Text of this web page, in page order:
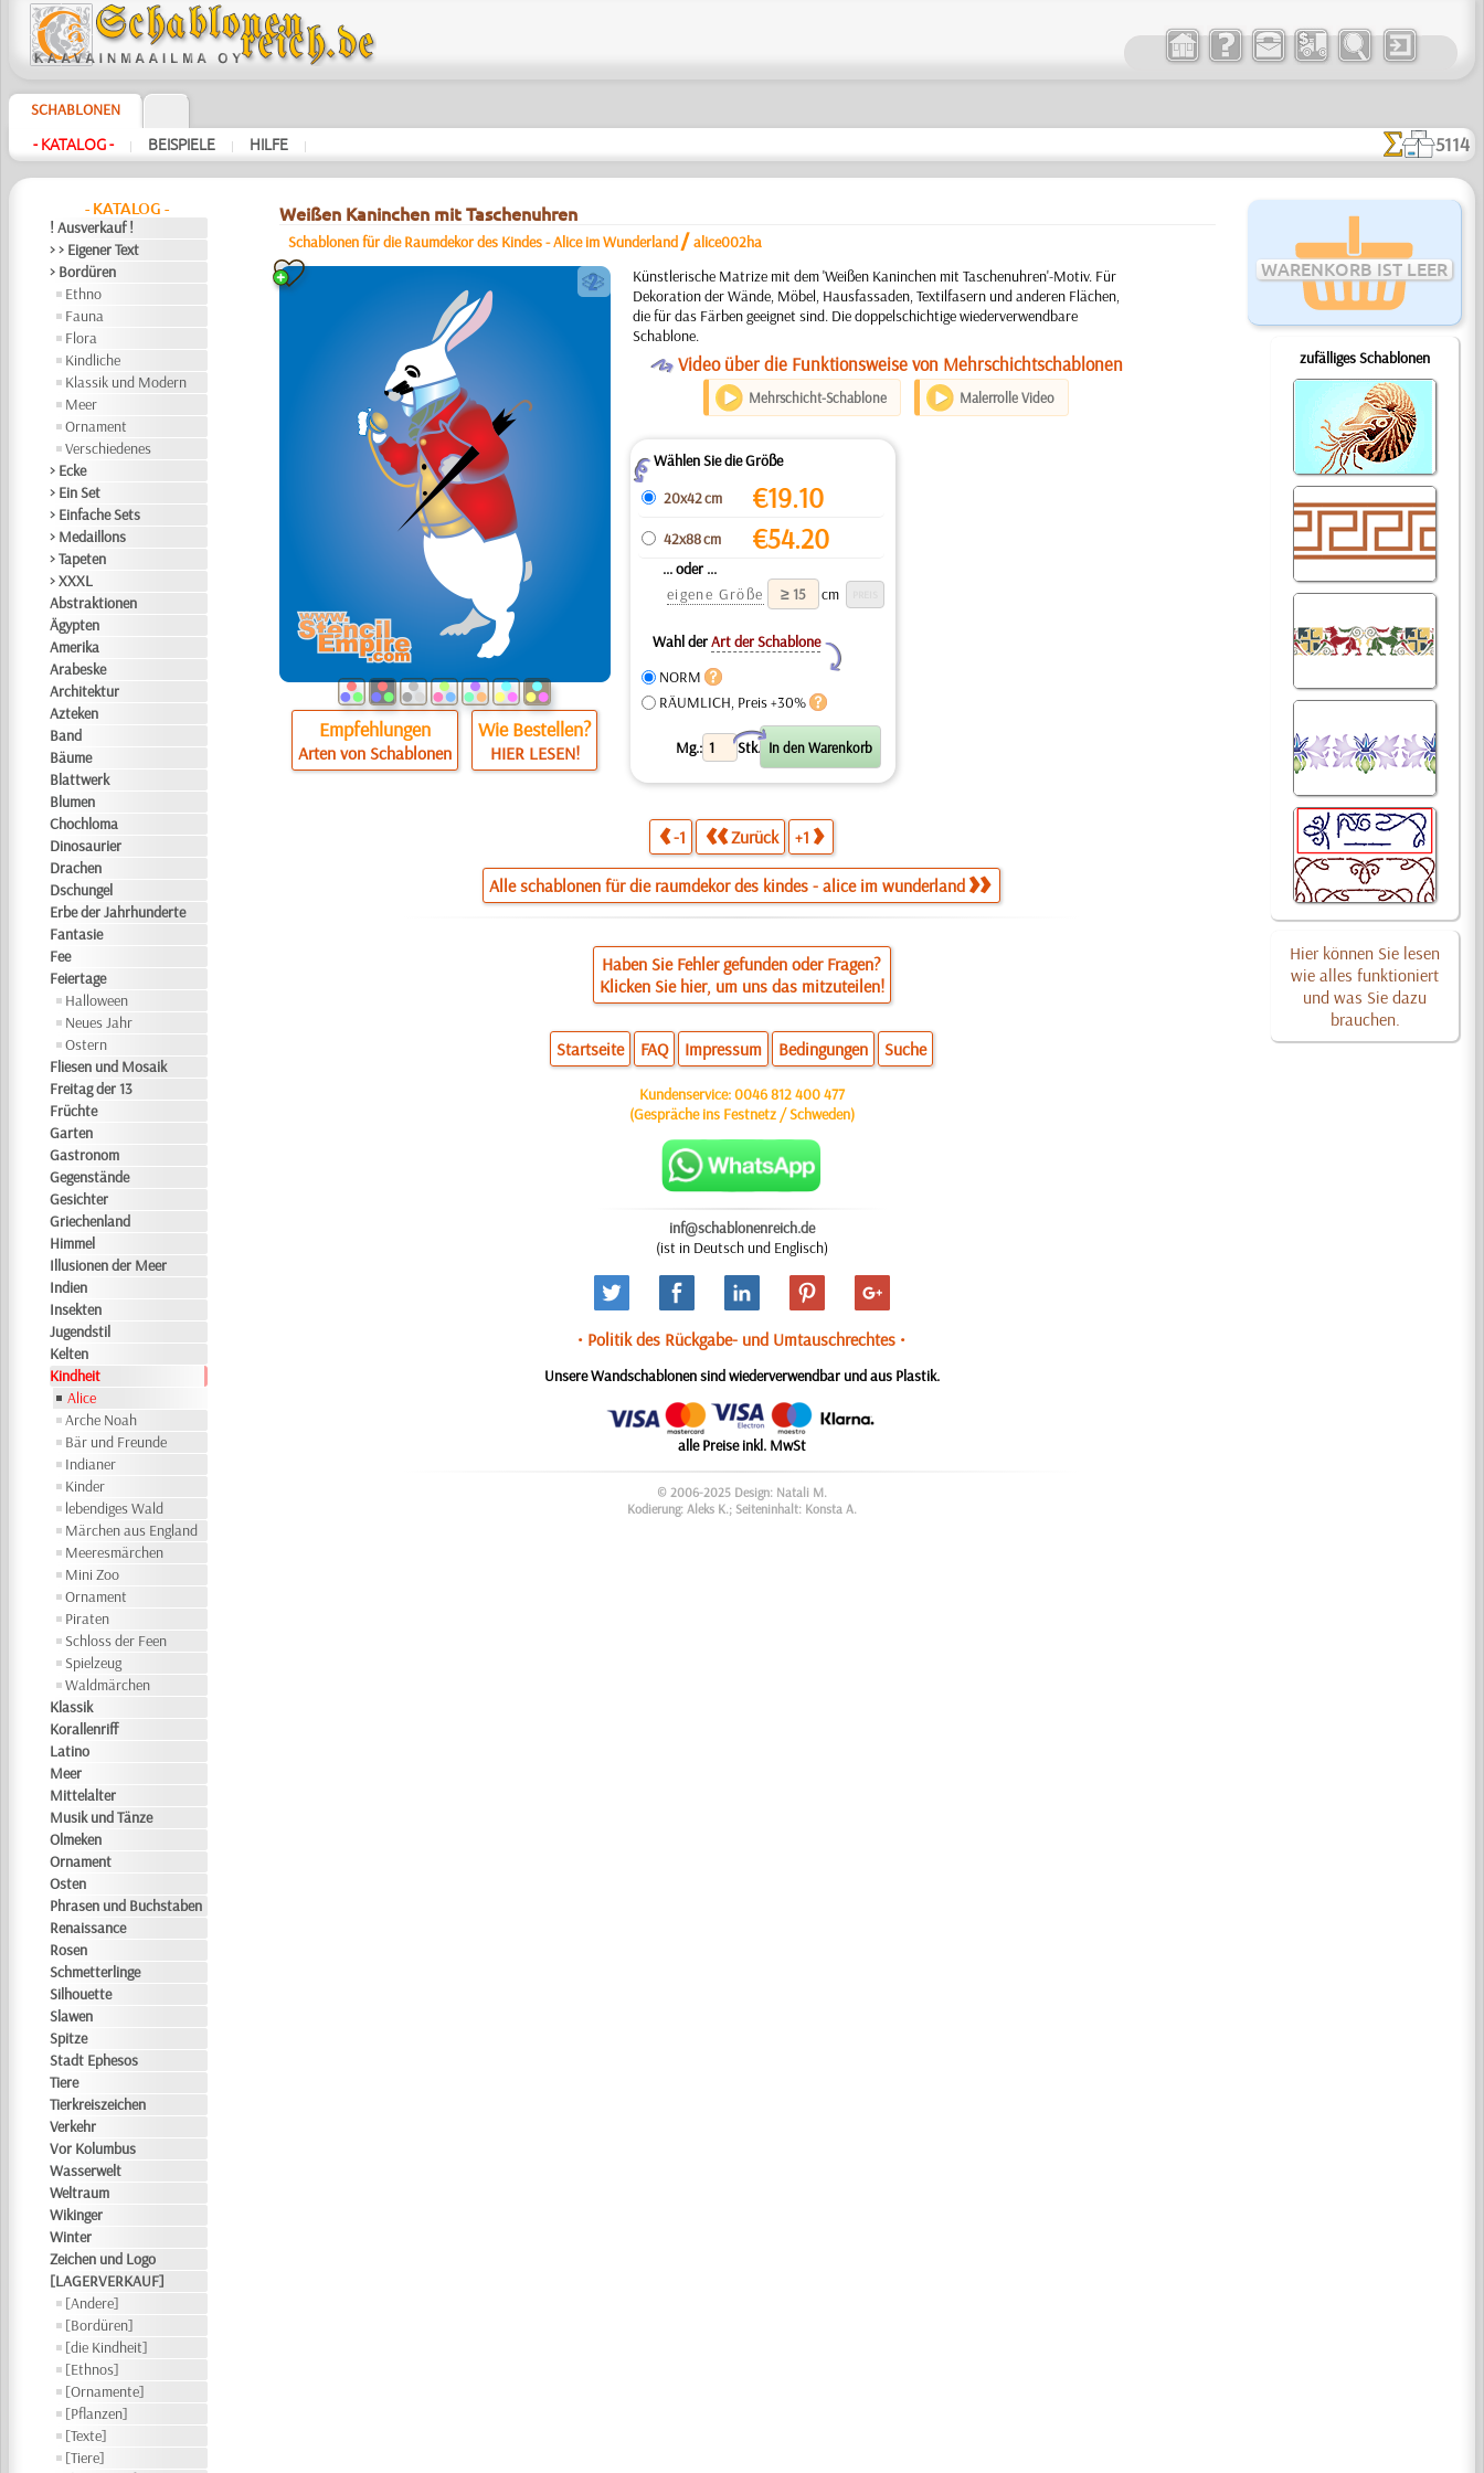
SCHABLONEN
- KATALOG - | BEISPIELE | HILFE | 5114
- KATALOG -
! Ausverkauf !
> > Eigener Text
> Bordüren
Ethno
Fauna
Flora
Kindliche
Klassik und Modern
Meer
Ornament
Verschiedenes
> Ecke
> Ein Set
> Einfache Sets
> Medaillons
> Tapeten
> XXXL
Abstraktionen
Ägypten
Amerika
Arabeske
Architektur
Azteken
Band
Bäume
Blattwerk
Blumen
Chochloma
Dinosaurier
Drachen
Dschungel
Erbe der Jahrhunderte
Fantasie
Fee
Feiertage
Halloween
Neues Jahr
Ostern
Fliesen und Mosaik
Freitag der 13
Früchte
Garten
Gastronom
Gegenstände
Gesichter
Griechenland
Himmel
Illusionen der Meer
Indien
Insekten
Jugendstil
Kelten
Kindheit
Alice
Arche Noah
Bär und Freunde
Indianer
Kinder
lebendiges Wald
Märchen aus England
Meeresmärchen
Mini Zoo
Ornament
Piraten
Schloss der Feen
Spielzeug
Waldmärchen
Klassik
Korallenriff
Latino
Meer
Mittelalter
Musik und Tänze
Olmeken
Ornament
Osten
Phrasen und Buchstaben
Renaissance
Rosen
Schmetterlinge
Silhouette
Slawen
Spitze
Stadt Ephesos
Tiere
Tierkreiszeichen
Verkehr
Vor Kolumbus
Wasserwelt
Weltraum
Wikinger
Winter
Zeichen und Logo
[LAGERVERKAUF]
[Andere]
[Bordüren]
[die Kindheit]
[Ethnos]
[Ornamente]
[Pflanzen]
[Texte]
[Tiere]
WARENKORB IST LEER
zufälliges Schablonen
Hier können Sie lesen
wie alles funktioniert
und was Sie dazu
brauchen.
Weißen Kaninchen mit Taschenuhren
Schablonen für die Raumdekor des Kindes - Alice im Wunderland /alice002ha
b
Empfehlungen
Arten von Schablonen
Wie Bestellen?
HIER LESEN!
Künstlerische Matrize mit dem 'Weißen Kaninchen mit Taschenuhren'-Motiv. Für
Dekoration der Wände, Möbel, Hausfassaden, Textilfasern und anderen Flächen,
die für das Färben geeignet sind. Die doppelschichtige wiederverwendbare
Schablone.
OVideo über die Funktionsweise von Mehrschichtschablonen
Mehrschicht-Schablone Malerrolle Video
ZWählen Sie die Größe
20x42 cm
€19.10
42x88 cm €54.20
... oder ...
eigene Größe
cm
Wahl derArt der Schablone
Y
NORM
RÄUMLICH, Preis +30%
Mg.: Stk.
X
-1 Zurück +1
Alle schablonen für die raumdekor des kindes - alice im wunderland
Haben Sie Fehler gefunden oder Fragen?
Klicken Sie hier, um uns das mitzuteilen!
Startseite FAQ Impressum Bedingungen Suche
Kundenservice:0046 812 400 477
(Gespräche ins Festnetz / Schweden)
inf@schablonenreich.de
(ist in Deutsch und Englisch)
• Politik des Rückgabe- und Umtauschrechtes •
Unsere Wandschablonen sind wiederverwendbar und aus Plastik.
alle Preise inkl. MwSt
© 2006-2025 Design: Natali M.
Kodierung: Aleks K.; Seiteninhalt: Konsta A.